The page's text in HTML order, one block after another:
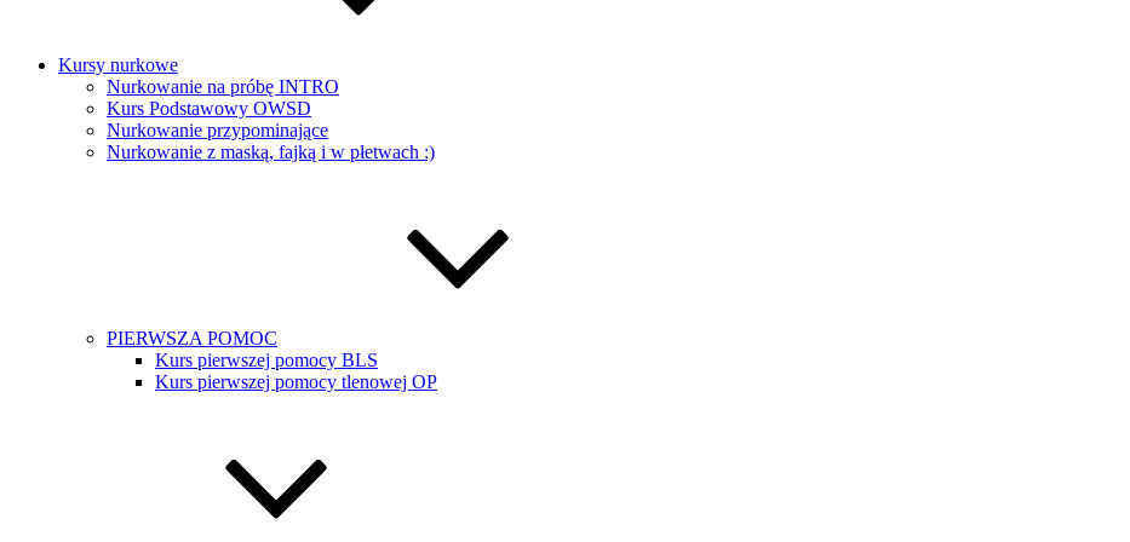
Kursy nurkowe
Nurkowanie na próbę INTRO
Kurs Podstawowy OWSD
Nurkowanie przypominające
Nurkowanie z maską, fajką i w płetwach :)
PIERWSZA POMOC
Kurs pierwszej pomocy BLS
Kurs pierwszej pomocy tlenowej OP